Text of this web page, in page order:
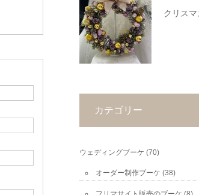
クリスマ
カテゴリー
ウェディングブーケ (70)
オーダー制作ブーケ (38)